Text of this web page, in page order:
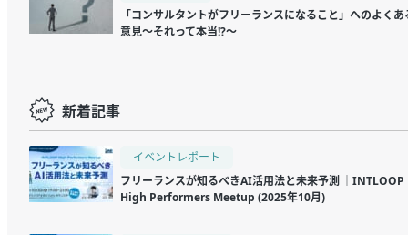
「コンサルタントがフリーランスになること」へのよくあ
意見～それって本当!?～
新着記事
イベントレポート
フリーランスが知るべきAI活用法と未来予測 ｜INTLOOP
High Performers Meetup (2025年10月)